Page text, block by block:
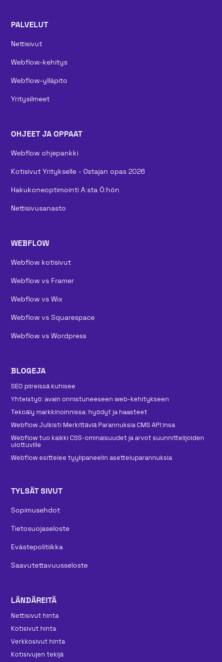
PALVELUT
Nettisivut
Webflow-kehitys
Webflow-ylläpito
Yritysilmeet
OHJEET JA OPPAAT
Webflow ohjepankki
Kotisivut Yritykselle - Ostajan opas 2026
Hakukoneoptimointi A:sta Ö:hön
Nettisivusanasto
WEBFLOW
Webflow kotisivut
Webflow vs Framer
Webflow vs Wix
Webflow vs Squarespace
Webflow vs Wordpress
BLOGEJA
SEO piireissä kuhisee
Yhteistyö: avain onnistuneeseen web-kehitykseen
Tekoäly markkinoinnissa: hyödyt ja haasteet
Webflow Julkisti Merkittäviä Parannuksia CMS API:insa
Webflow tuo kaikki CSS-ominaisuudet ja arvot suunnittelijoiden
ulottuville
Webflow esittelee tyylipaneelin asetteluparannuksia
TYLSÄT SIVUT
Sopimusehdot
Tietosuojaseloste
Evästepolitiikka
Saavutettavuusseloste
LÄNDÄREITÄ
Nettisivut hinta
Kotisivut hinta
Verkkosivut hinta
Kotisivujen tekijä